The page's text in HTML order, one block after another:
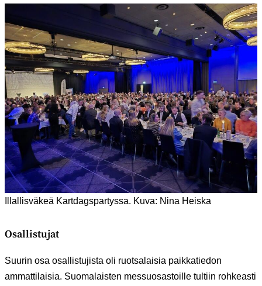
Illallisväkeä Kartdagspartyssa. Kuva: Nina Heiska
Osallistujat
Suurin osa osallistujista oli ruotsalaisia paikkatiedon
ammattilaisia. Suomalaisten messuosastoille tultiin rohkeasti